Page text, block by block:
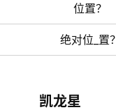
位置？
绝对位_置？
凯龙星